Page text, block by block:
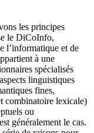
les principes
le DiCoInfo,
l’informatique et de
à une
spécialisés
linguistiques
fines,
combinatoire lexicale)
ou
généralement le cas.